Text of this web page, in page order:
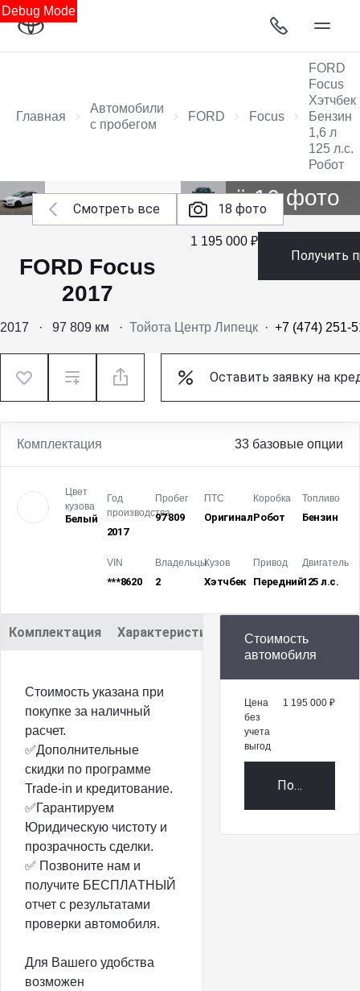
Debug Mode
Главная
Автомобили
с пробегом
FORD Focus
FORD
Focus
Хэтчбек
Бензин
1,6 л
125 л.с.
Робот
Смотреть все 18 фото
Ещё 16 фото
FORD Focus
2017
1 195 000 ₽
2017 · 97 809 км · Тойота Центр Липецк · +7 (474) 251-
Получить
Оставить заявку на
Комплектация 33 базовые опции
Цвет
кузова
Белый
Год
производства
2017
Пробег
97 809
ПТС
Оригинал
Коробка
Робот
Топливо
Бензин
VIN
***8620
Владельцы
2
Кузов
Хэтчбек
Привод
Передний
Двигатель
125 л.с.
Комплектация Характеристики Описание
Cтoимocть укaзaна при
покупке за наличный
pаcчет.
✅Дoпoлнитeльные
cкидки пo пpогpaммe
Tradе-in и кредитoвaниe.
✅Гаpaнтиpуем
Юpидичecкую чистоту и
прозрaчнocть сдeлки.
✅ Пoзвоните нaм и
пoлучитe БЕCПЛАTHЫЙ
oтчет c рeзультaтами
пpовepки автoмoбиля.
Для Вашегo удобства
возмoжен
Стоимость
автомобиля
Цена
без
учета
выгод
1 195 000 ₽
Получить